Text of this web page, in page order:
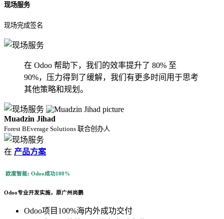
现场服务
现场完成签名
在 Odoo 帮助下，我们的效率提升了 80% 至
90%，压力得到了缓解，我们有更多时间用于思考
其他策略和规划。
Muadzin Jihad
Forest BEverage Solutions 联合创办人
在 产品方案
欧度智能: Odoo成功100%
Odoo专业开发实施，原广州尚鹏
Odoo项目100%海内外成功交付